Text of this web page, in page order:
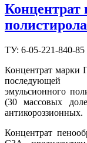
Концентрат
ТУ: 6-05-221-840-85
Концентрат марки
последующей
эмульсионного
(30 массовых
антикороззионных.
Концентрат